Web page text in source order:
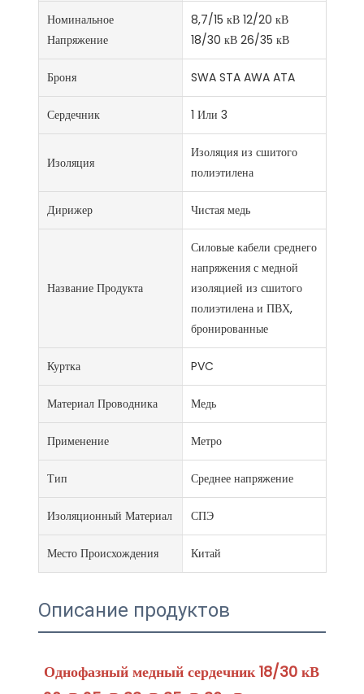
Номинальное
Напряжение
8,7/15 кВ 12/20 кВ
18/30 кВ 26/35 кВ
Броня SWA STA AWA ATA
Сердечник 1 Или 3
Изоляция
Изоляция из сшитого
полиэтилена
Дирижер Чистая медь
Название Продукта
Силовые кабели среднего
напряжения с медной
изоляцией из сшитого
полиэтилена и ПВХ,
бронированные
Куртка PVC
Материал Проводника Медь
Применение Метро
Тип Среднее напряжение
Изоляционный Материал СПЭ
Место Происхождения Китай
Описание продуктов
Однофазный медный сердечник 18/30 кВ